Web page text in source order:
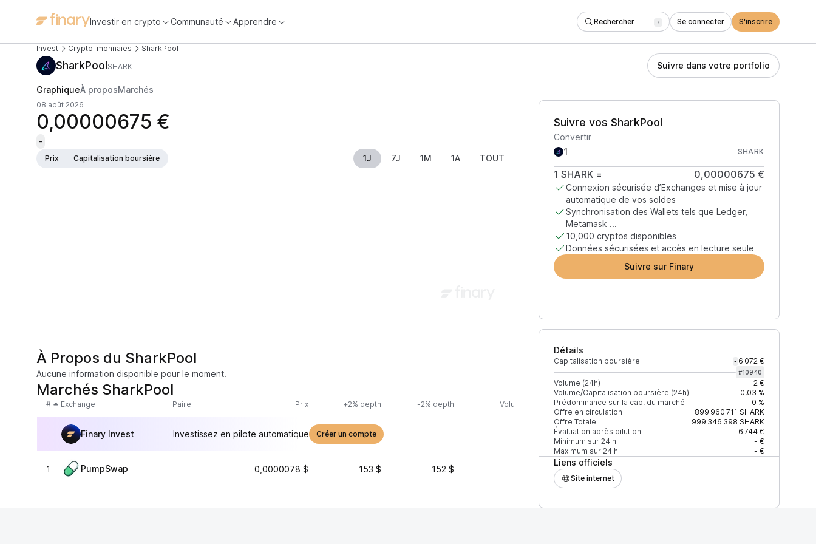
Investir en crypto Communauté Apprendre Rechercher / Se connecter S'inscrire
Invest Crypto-monnaies SharkPool
SharkPoolSHARK Suivre dans votre portfolio
GraphiqueÀ proposMarchés
08 août 2026
0,00000675 €
-
Prix
Capitalisation boursière 1J 7J 1M 1A TOUT
Suivre vos SharkPool
Convertir
SHARK
1 SHARK= 0,00000675 €
Connexion sécurisée d’Exchanges et mise à jour
automatique de vos soldes
Synchronisation des Wallets tels que Ledger,
Metamask ...
10,000 cryptos disponibles
Données sécurisées et accès en lecture seule
Suivre sur Finary
Détails
Capitalisation boursière - 6 072 €
#10940
Volume (24h)
2 €
Volume/Capitalisation boursière (24h)
0,03 %
Prédominance sur la cap. du marché
0 %
Offre en circulation
899 960 711 SHARK
Offre Totale
999 346 398 SHARK
Évaluation après dilution
6 744 €
Minimum sur 24 h
- €
Maximum sur 24 h
- €
Liens officiels
Site internet
À Propos du SharkPool
Aucune information disponible pour le moment.
Marchés SharkPool
# Exchange Paire Prix +2% depth -2% depth Volume (24h) % du volume Confiance Mis à jour
Finary Invest Investissez en pilote automatique Créer un compte
1 PumpSwap 0,0000078 $ 153 $ 152 $ 100 %